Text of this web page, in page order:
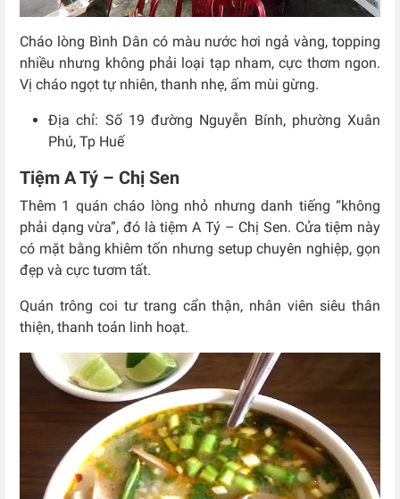
Cháo lòng Bình Dân có màu nước hơi ngả vàng, topping
nhiều nhưng không phải loại tạp nham, cực thơm ngon.
Vị cháo ngọt tự nhiên, thanh nhẹ, ấm mùi gừng.
Địa chỉ: Số 19 đường Nguyễn Bính, phường Xuân
Phú, Tp Huế
Tiệm A Tý – Chị Sen
Thêm 1 quán cháo lòng nhỏ nhưng danh tiếng “không
phải dạng vừa”, đó là tiệm A Tý – Chị Sen. Cửa tiệm này
có mặt bằng khiêm tốn nhưng setup chuyên nghiệp, gọn
đẹp và cực tươm tất.
Quán trông coi tư trang cẩn thận, nhân viên siêu thân
thiện, thanh toán linh hoạt.